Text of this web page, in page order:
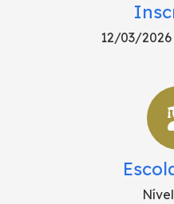
12/03/